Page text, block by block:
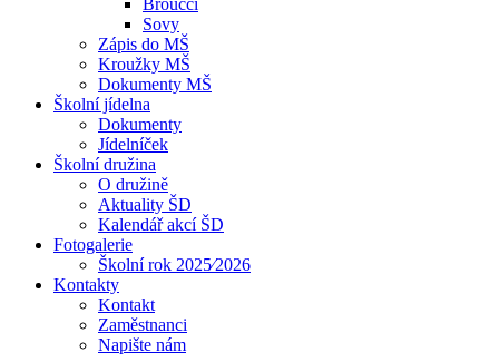
Broučci
Sovy
Zápis do MŠ
Kroužky MŠ
Dokumenty MŠ
Školní jídelna
Dokumenty
Jídelníček
Školní družina
O družině
Aktuality ŠD
Kalendář akcí ŠD
Fotogalerie
Školní rok 2025⁄2026
Kontakty
Kontakt
Zaměstnanci
Napište nám